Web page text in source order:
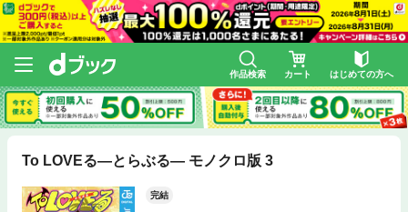
作品検索 カート はじめての方へ
To LOVEる―とらぶる― モノクロ版 3
完結